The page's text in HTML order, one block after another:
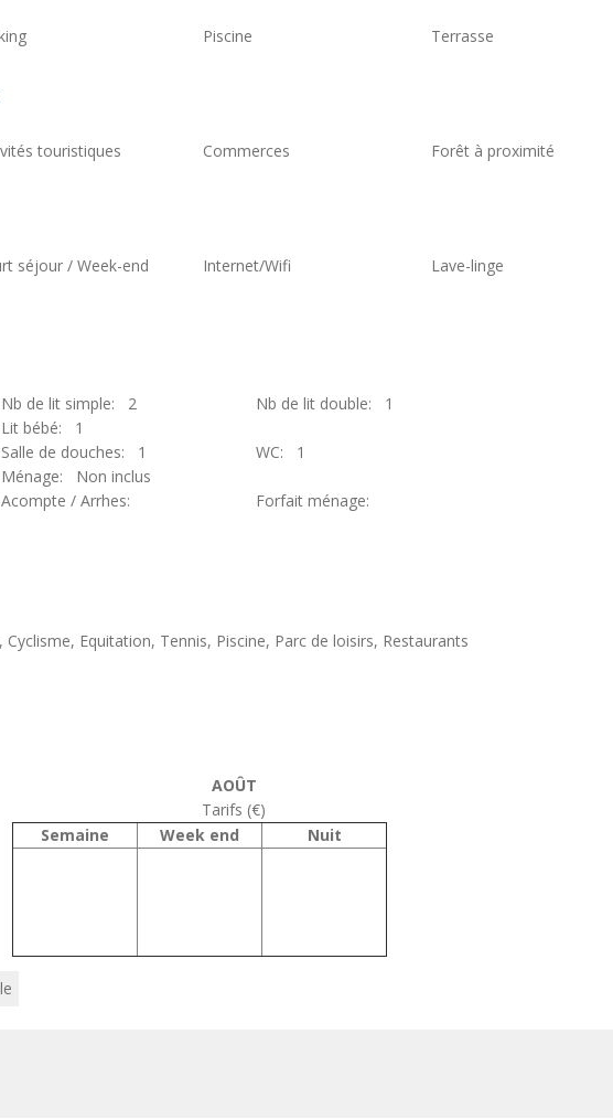
Piscine Terrasse
touristiques Commerces Forêt à proximité
séjour / Week-end Internet/Wifi
Lave-linge
Nb de lit simple: 2
Nb de lit double: 1
Lit bébé: 1
Salle de douches: 1
WC: 1
Ménage: Non inclus
Acompte / Arrhes:
Forfait ménage:
Equitation, Tennis, Piscine, Parc de loisirs, Restaurants
AOÛT
Tarifs (€)
Semaine
Week end Nuit